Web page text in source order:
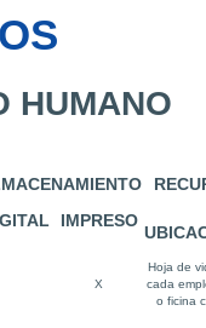
HUMANO
IMPRESO
X
Hoja de
cada
o ficina